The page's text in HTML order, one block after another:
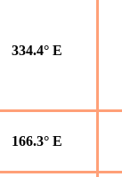
334.4° E
166.3° E